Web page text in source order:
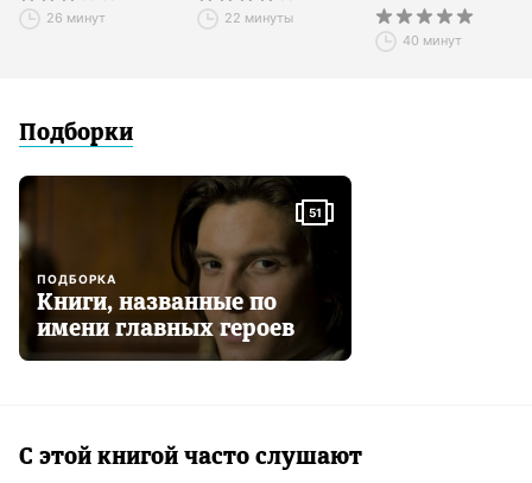
26 минут 22 минуты
40 минут
Подборки
51
ПОДБОРКА
Книги, названные по
имени главных героев
С этой книгой часто слушают